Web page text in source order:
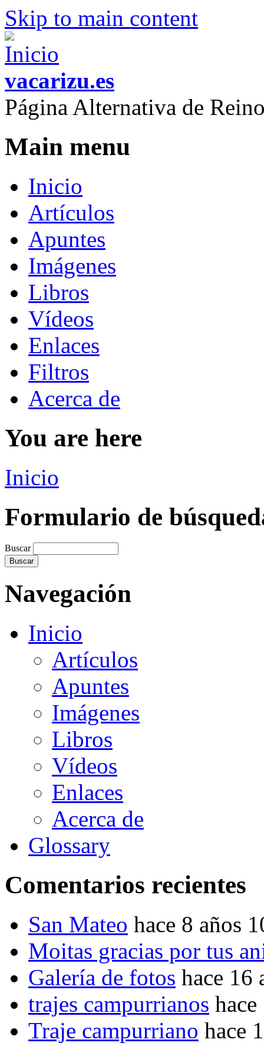
Skip to main content
vacarizu.es
Página Alternativa de
Main menu
Inicio
Artículos
Apuntes
Imágenes
Libros
Vídeos
Enlaces
Filtros
Acerca de
You are here
Inicio
Formulario de
Buscar
Navegación
Inicio
Artículos
Apuntes
Imágenes
Libros
Vídeos
Enlaces
Acerca de
Glossary
Comentarios recientes
San Mateo hace 8 años
Moitas gracias por tus
Galería de fotos hace 16
trajes campurrianos
Traje campurriano hace